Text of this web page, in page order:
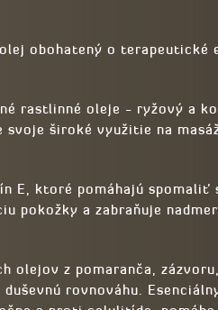
obohatený o terapeutické
rastlinné oleje - ryžový a
široké využitie na
E, ktoré pomáhajú spomaliť
pokožky a zabraňuje
olejov z pomaranča,
rovnováhu.